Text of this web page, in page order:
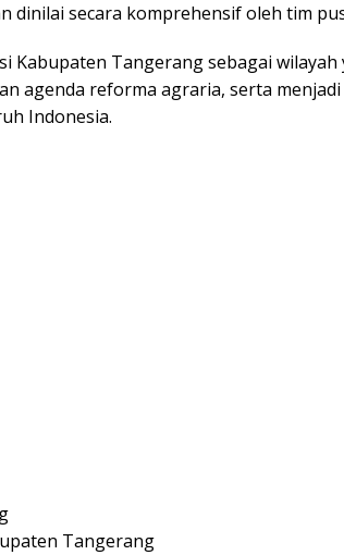
dinilai secara komprehensif oleh tim
Kabupaten Tangerang sebagai wilayah
agenda reforma agraria, serta
Indonesia.
Tangerang